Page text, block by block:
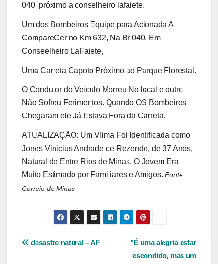
040, próximo a conselheiro lafaiete.
Um dos Bombeiros Equipe para Acionada A
CompareCer no Km 632, Na Br 040, Em
Conseelheiro LaFaiete,
Uma Carreta Capoto Próximo ao Parque Florestal.
O Condutor do Veículo Morreu No local e outro
Não Sofreu Ferimentos. Quando OS Bombeiros
Chegaram ele Já Estava Fora da Carreta.
ATUALIZAÇÃO: Um Víima Foi Identificada como
Jones Vinicius Andrade de Rezende, de 37 Anos,
Natural de Entre Rios de Minas. O Jovem Era
Muito Estimado por Familiares e Amigos. Fonte:
Correio de Minas
Navegação
"É uma alegria estar
escondido, mas um
desastre natural – AF